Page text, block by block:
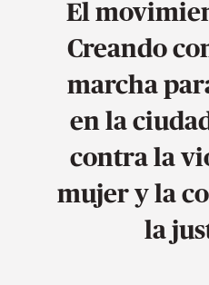
El
Creando
marcha
en la
contra la
mujer y la
la